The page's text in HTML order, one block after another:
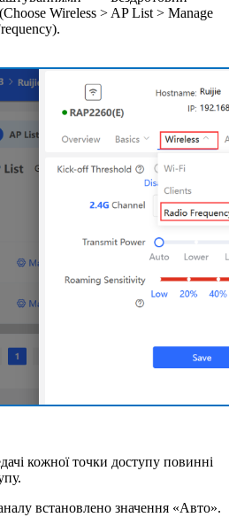
(Choose Wireless > AP List > Manage
кожної точки доступу повинні
встановлено значення «Авто».